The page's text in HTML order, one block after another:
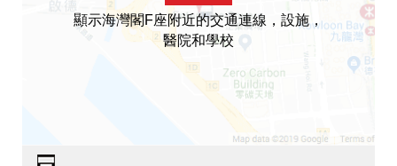
顯示海灣閣F座附近的交通連線，設施，
醫院和學校